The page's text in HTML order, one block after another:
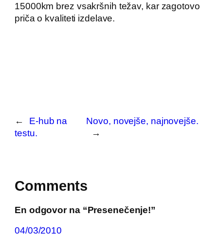
15000km brez vsakršnih težav, kar zagotovo
priča o kvaliteti izdelave.
←
E-hub na
testu.
Novo, novejše, najnovejše.
→
Comments
En odgovor na “Presenečenje!”
04/03/2010